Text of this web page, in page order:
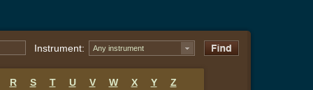
Instrument: Any instrument
R S T U V W X Y Z